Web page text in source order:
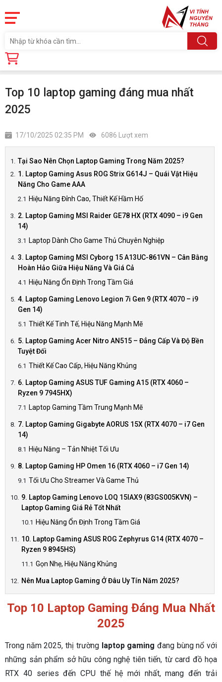
Trang chủ
Top 10 laptop gaming đáng mua nhất
2025
17/10/2025 02:35 PM 6086 Lượt xem
Tại Sao Nên Chọn Laptop Gaming Trong Năm 2025?
1. Laptop Gaming Asus ROG Strix G614J – Quái Vật Hiệu
Năng Cho Game AAA
Hiệu Năng Đỉnh Cao, Thiết Kế Hầm Hố
2. Laptop Gaming MSI Raider GE78 HX (RTX 4090 – i9 Gen
14)
Laptop Dành Cho Game Thủ Chuyên Nghiệp
3. Laptop Gaming MSI Cyborg 15 A13UC-861VN – Cân Bằng
Hoàn Hảo Giữa Hiệu Năng Và Giá Cả
Hiệu Năng Ổn Định Trong Tầm Giá
4. Laptop Gaming Lenovo Legion 7i Gen 9 (RTX 4070 – i9
Gen 14)
Thiết Kế Tinh Tế, Hiệu Năng Mạnh Mẽ
5. Laptop Gaming Acer Nitro AN515 – Đẳng Cấp Và Độ Bền
Tuyệt Đối
Thiết Kế Cao Cấp, Hiệu Năng Khủng
6. Laptop Gaming ASUS TUF Gaming A15 (RTX 4060 –
Ryzen 9 7945HX)
Laptop Gaming Tầm Trung Mạnh Mẽ
7. Laptop Gaming Gigabyte AORUS 15X (RTX 4070 – i7 Gen
14)
Hiệu Năng – Tản Nhiệt Tối Ưu
8. Laptop Gaming HP Omen 16 (RTX 4060 – i7 Gen 14)
Tối Ưu Cho Streamer Và Game Thủ
9. Laptop Gaming Lenovo LOQ 15IAX9 (83GS005KVN) –
Laptop Gaming Giá Rẻ Tốt Nhất
Hiệu Năng Ổn Định Trong Tầm Giá
10. Laptop Gaming ASUS ROG Zephyrus G14 (RTX 4070 –
Ryzen 9 8945HS)
Gọn Nhẹ, Hiệu Năng Khủng
Nên Mua Laptop Gaming Ở Đâu Uy Tín Năm 2025?
Top 10 Laptop Gaming Đáng Mua Nhất
2025
Trong năm 2025, thị trường laptop gaming đang bùng nổ với
những sản phẩm sở hữu công nghệ tiên tiến, từ card đồ họa
RTX 40 series đến CPU thế hệ mới nhất, mang đến trải